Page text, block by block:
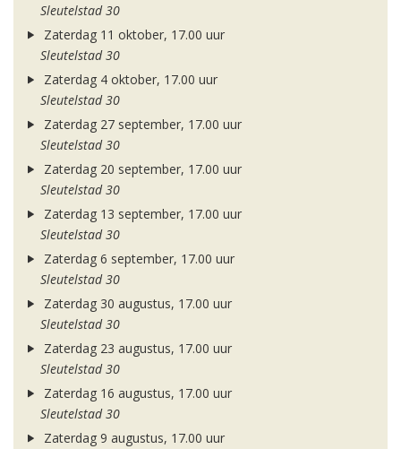
Sleutelstad 30
Zaterdag 11 oktober, 17.00 uur
Sleutelstad 30
Zaterdag 4 oktober, 17.00 uur
Sleutelstad 30
Zaterdag 27 september, 17.00 uur
Sleutelstad 30
Zaterdag 20 september, 17.00 uur
Sleutelstad 30
Zaterdag 13 september, 17.00 uur
Sleutelstad 30
Zaterdag 6 september, 17.00 uur
Sleutelstad 30
Zaterdag 30 augustus, 17.00 uur
Sleutelstad 30
Zaterdag 23 augustus, 17.00 uur
Sleutelstad 30
Zaterdag 16 augustus, 17.00 uur
Sleutelstad 30
Zaterdag 9 augustus, 17.00 uur